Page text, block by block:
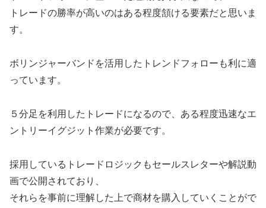
トレードの勝率が高いのはある程度頷ける要素だと思いま
す。
ボリンジャーバンドを活用したトレンドフォローも利に適
っています。
５分足を利用したトレードになるので、ある程度迅速なエ
ントリーイグジット作業が必要です。
採用しているトレードロジックもセールスレターや解説動
画で公開されており、
それらを事前に理解した上で商材を購入していくことがで